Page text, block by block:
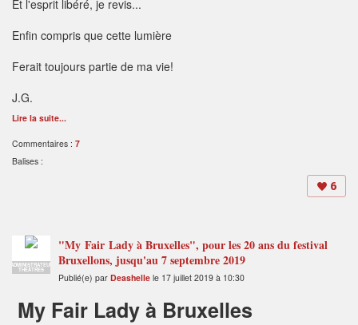
Et l'esprit libéré, je revis...
Enfin compris que cette lumière
Ferait toujours partie de ma vie!
J.G.
Lire la suite...
Commentaires : 7
Balises :
6
ADMINISTRATEUR
THÉÂTRES
"My Fair Lady à Bruxelles", pour les 20 ans du festival
Bruxellons, jusqu'au 7 septembre 2019
Publié(e) par Deashelle le 17 juillet 2019 à 10:30
My Fair Lady à Bruxelles